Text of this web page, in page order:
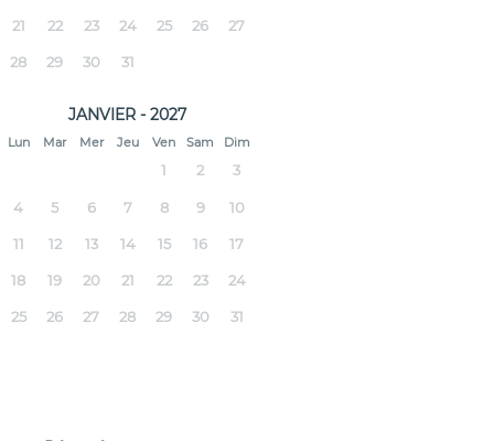
21 22 23 24 25 26 27
28 29 30 31
JANVIER - 2027
Lun Mar Mer Jeu Ven Sam Dim
1 2 3
4 5 6 7 8 9 10
11 12 13 14 15 16 17
18 19 20 21 22 23 24
25 26 27 28 29 30 31